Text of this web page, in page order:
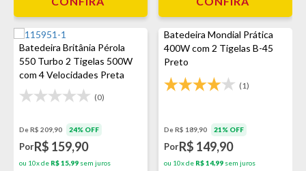
Batedeira Britânia Pérola
550 Turbo 2 Tigelas 500W
com 4 Velocidades Preta
(0)
De R$ 209,90 24% OFF
PorR$ 159,90
ou 10x de R$ 15,99 sem juros
Batedeira Mondial Prática
400W com 2 Tigelas B-45
Preto
(1)
De R$ 189,90 21% OFF
PorR$ 149,90
ou 10x de R$ 14,99 sem juros